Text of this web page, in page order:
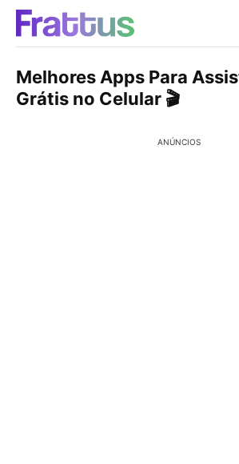
Melhores Apps Para
Grátis no Celular 🎬
ANÚNCIOS